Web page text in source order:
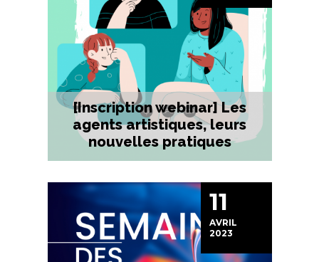
[Inscription webinar] Les
agents artistiques, leurs
nouvelles pratiques
11
AVRIL
2023